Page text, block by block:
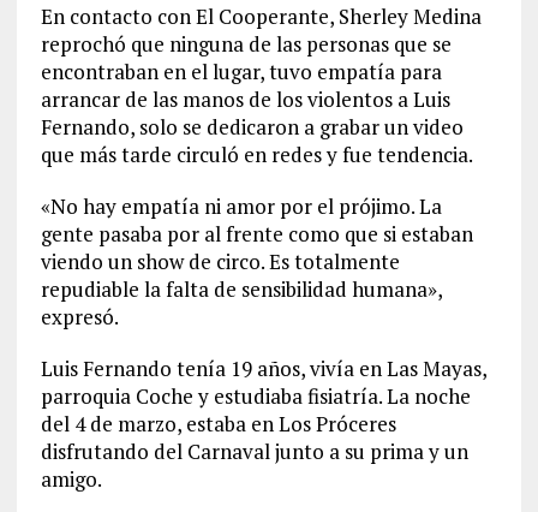
En contacto con El Cooperante, Sherley Medina
reprochó que ninguna de las personas que se
encontraban en el lugar, tuvo empatía para
arrancar de las manos de los violentos a Luis
Fernando, solo se dedicaron a grabar un video
que más tarde circuló en redes y fue tendencia.
«No hay empatía ni amor por el prójimo. La
gente pasaba por al frente como que si estaban
viendo un show de circo. Es totalmente
repudiable la falta de sensibilidad humana»,
expresó.
Luis Fernando tenía 19 años, vivía en Las Mayas,
parroquia Coche y estudiaba fisiatría. La noche
del 4 de marzo, estaba en Los Próceres
disfrutando del Carnaval junto a su prima y un
amigo.